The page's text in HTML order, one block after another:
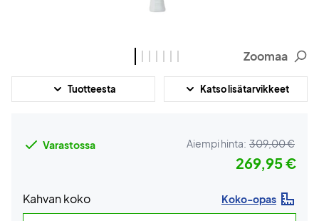
Zoomaa
Tuotteesta Katso lisätarvikkeet
Varastossa Aiempi hinta: 309,00 €
269,95 €
Kahvan koko Koko-opas